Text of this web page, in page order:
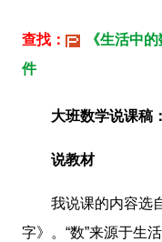
查找：
《生活中
件
大班数学说课稿
说教材
我说课的内容选自
字》。“数”来源于生